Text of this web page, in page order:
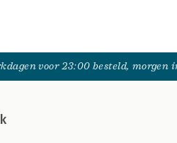
voor 23:00 besteld, morgen